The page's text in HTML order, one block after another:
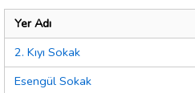
Yer Adı
2. Kıyı Sokak
Esengül Sokak